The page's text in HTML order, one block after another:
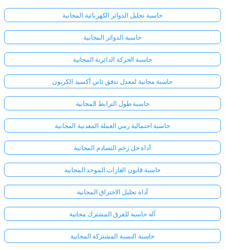
حاسبة تحليل الدوائر الكهربائية المجانية
حاسبة الدوائر المجانية
حاسبة الحركة الدائرية المجانية
حاسبة مجانية لمعدل تدفق ثاني أكسيد الكربون
حاسبة طول الترابط المجانية
حاسبة احتمالية رمي العملة المعدنية المجانية
أداة حل زخم التصادم المجانية
حاسبة قانون الغازات الموحد المجانية
أداة تحليل الاحتراق المجانية
آلة حاسبة للفرق المشترك مجانية
حاسبة النسبة المشتركة المجانية